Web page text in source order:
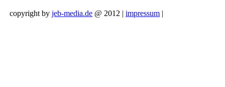
copyright by jeb-media.de @ 2012 | impressum |